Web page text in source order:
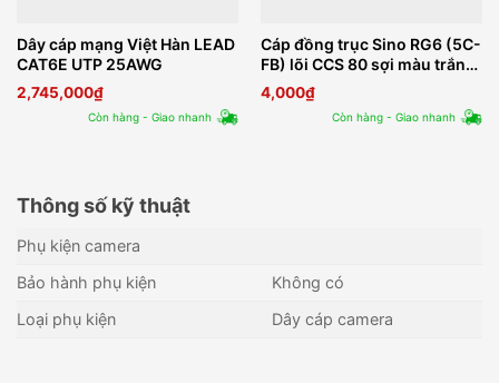
Dây cáp mạng Việt Hàn LEAD
CAT6E UTP 25AWG
2,745,000₫
Còn hàng - Giao nhanh
Cáp đồng trục Sino RG6 (5C-
FB) lõi CCS 80 sợi màu trắng
305m
4,000₫
Còn hàng - Giao nhanh
Thông số kỹ thuật
Phụ kiện camera
Bảo hành phụ kiện
Không có
Loại phụ kiện
Dây cáp camera